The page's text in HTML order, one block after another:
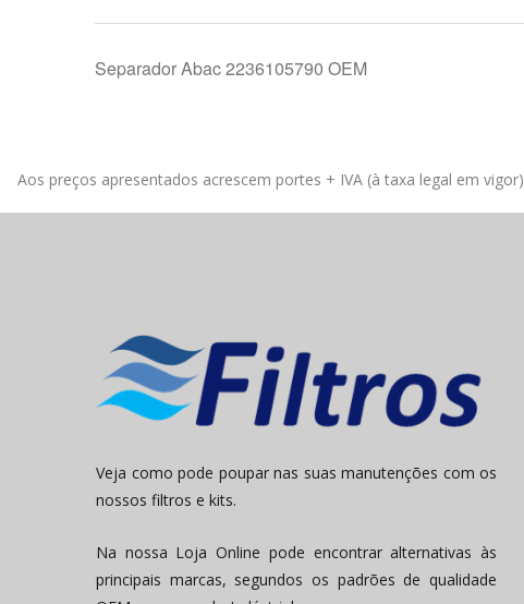
Separador Abac 2236105790 OEM
Aos preços apresentados acrescem portes + IVA (à taxa legal em vigor)
Veja como pode poupar nas suas manutenções com os
nossos filtros e kits.
Na nossa Loja Online pode encontrar alternativas às
principais marcas, segundos os padrões de qualidade